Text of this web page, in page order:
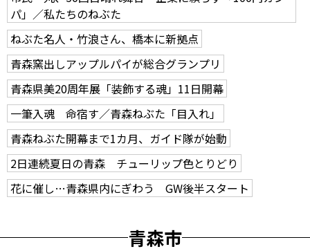
パ」／私たちのねぶた
ねぶた名人・竹浪さん、橋本に新拠点
青森窯出しアップルパイが総合グランプリ
青森県美20周年展「装飾する魂」11日開幕
一筆入魂 命宿す／青森ねぶた「目入れ」
青森ねぶた開幕まで1カ月、ガイド隊が始動
2日連続夏日の青森 チューリップ色とりどり
花に催し…青森県内にぎわう GW後半スタート
青森市